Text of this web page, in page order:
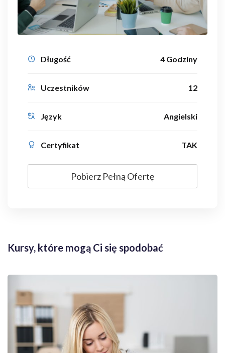
Długość 4 Godziny
Uczestników 12
Język Angielski
Certyfikat TAK
Pobierz Pełną Ofertę
Kursy, które mogą Ci się spodobać